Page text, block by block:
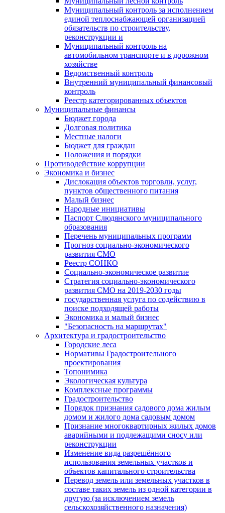
Муниципальный контроль за исполнением
единой теплоснабжающей организацией
обязательств по строительству,
реконструкции и
Муниципальный контроль на
автомобильном транспорте и в дорожном
хозяйстве
Ведомственный контроль
Внутренний муниципальный финансовый
контроль
Реестр категорированных объектов
Муниципальные финансы
Бюджет города
Долговая политика
Местные налоги
Бюджет для граждан
Положения и порядки
Противодействие коррупции
Экономика и бизнес
Дислокация объектов торговли, услуг,
пунктов общественного питания
Малый бизнес
Народные инициативы
Паспорт Слюдянского муниципального
образования
Перечень муниципальных программ
Прогноз социально-экономического
развития СМО
Реестр СОНКО
Социально-экономическое развитие
Стратегия социально-экономического
развития СМО на 2019-2030 годы
государственная услуга по содействию в
поиске подходящей работы
Экономика и малый бизнес
"Безопасность на маршрутах"
Архитектура и градостроительство
Городские леса
Нормативы Градостроительного
проектирования
Топонимика
Экологическая культура
Комплексные программы
Градостроительство
Порядок признания садового дома жилым
домом и жилого дома садовым домом
Признание многоквартирных жилых домов
аварийными и подлежащими сносу или
реконструкции
Изменение вида разрешённого
использования земельных участков и
объектов капитального строительства
Перевод земель или земельных участков в
составе таких земель из одной категории в
другую (за исключением земель
сельскохозяйственного назначения)